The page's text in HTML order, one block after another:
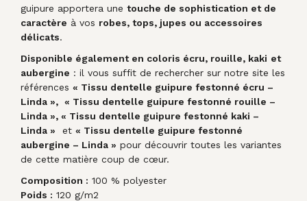
guipure apportera une touche de sophistication et de
caractère à vos robes, tops, jupes ou accessoires
délicats.
Disponible également en coloris écru, rouille, kaki et
aubergine : il vous suffit de rechercher sur notre site les
références « Tissu dentelle guipure festonné écru –
Linda », « Tissu dentelle guipure festonné rouille –
Linda », « Tissu dentelle guipure festonné kaki –
Linda » et « Tissu dentelle guipure festonné
aubergine – Linda » pour découvrir toutes les variantes
de cette matière coup de cœur.
Composition : 100 % polyester
Poids : 120 g/m2